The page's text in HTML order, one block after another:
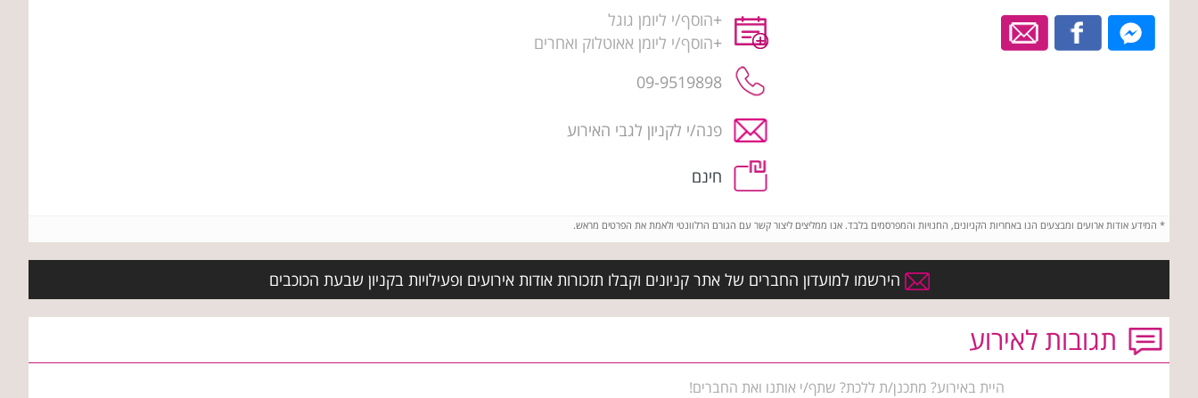
+הוסף/י ליומן גוגל
+הוסף/י ליומן אאוטלוק ואחרים
09-9519898
פנה/י לקניון לגבי האירוע
חינם
* המידע אודות ארועים ומבצעים הנו באחריות הקניונים, החנויות והמפרסמים בלבד. אנו ממליצים ליצור קשר עם הגורם הרלוונטי ולאמת את הפרטים מראש.
הירשמו למועדון החברים של אתר קניונים וקבלו תזכורות אודות אירועים ופעילויות בקניון שבעת הכוכבים
תגובות לאירוע
היית באירוע? מתכנן/ת ללכת? שתף/י אותנו ואת החברים!